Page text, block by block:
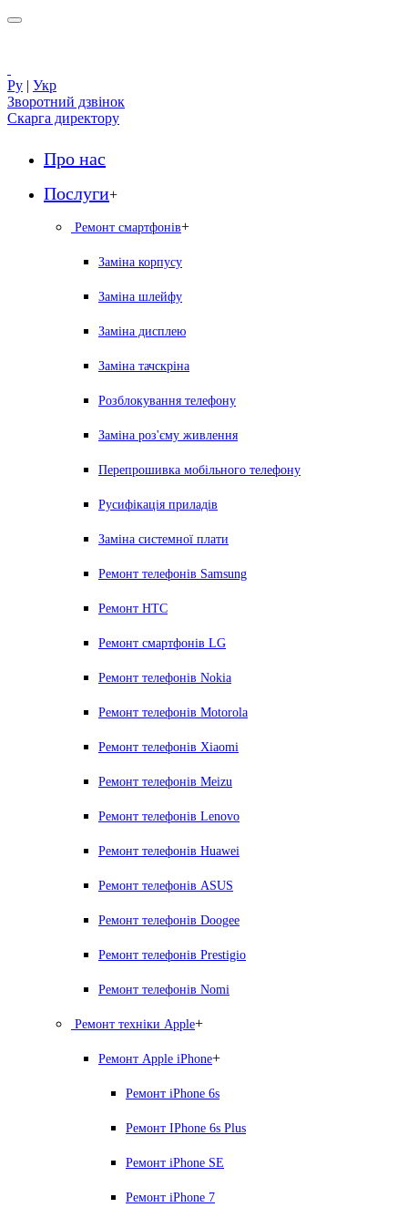
Ру | Укр
Зворотний дзвінок
Скарга директору
Про нас
Послуги+
Ремонт смартфонів+
Заміна корпусу
Заміна шлейфу
Заміна дисплею
Заміна тачскріна
Розблокування телефону
Заміна роз'єму живлення
Перепрошивка мобільного телефону
Русифікація приладів
Заміна системної плати
Ремонт телефонів Samsung
Ремонт HTC
Ремонт смартфонів LG
Ремонт телефонів Nokia
Ремонт телефонів Motorola
Ремонт телефонів Xiaomi
Ремонт телефонів Meizu
Ремонт телефонів Lenovo
Ремонт телефонів Huawei
Ремонт телефонів ASUS
Ремонт телефонів Doogee
Ремонт телефонів Prestigio
Ремонт телефонів Nomi
Ремонт техніки Apple+
Ремонт Apple iPhone+
Ремонт iPhone 6s
Ремонт IPhone 6s Plus
Ремонт iPhone SE
Ремонт iPhone 7